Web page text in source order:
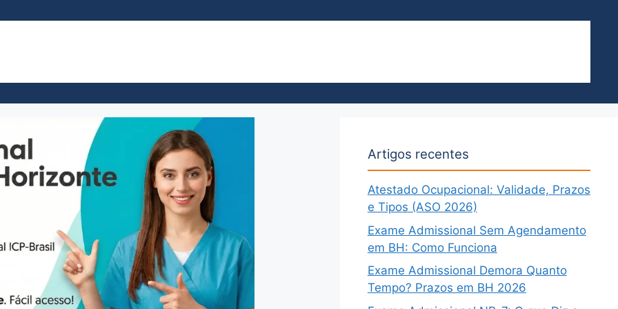
Artigos recentes
Atestado Ocupacional: Validade, Prazos
e Tipos (ASO 2026)
Exame Admissional Sem Agendamento
em BH: Como Funciona
Exame Admissional Demora Quanto
Tempo? Prazos em BH 2026